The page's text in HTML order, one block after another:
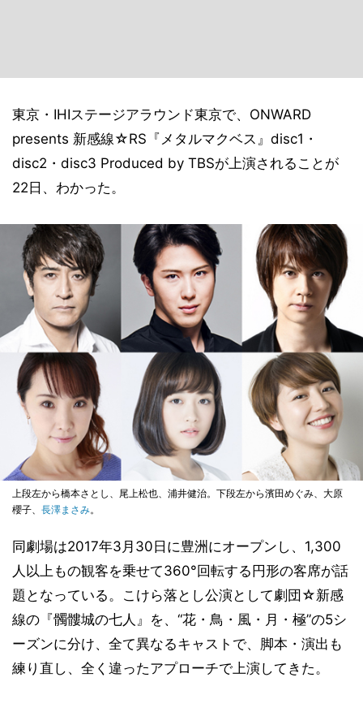
東京・IHIステージアラウンド東京で、ONWARD
presents 新感線☆RS『メタルマクベス』disc1・
disc2・disc3 Produced by TBSが上演されることが
22日、わかった。
上段左から橋本さとし、尾上松也、浦井健治。下段左から濱田めぐみ、大原
櫻子、 長澤まさみ。
同劇場は2017年3月30日に豊洲にオープンし、1,300
人以上もの観客を乗せて360°回転する円形の客席が話
題となっている。こけら落とし公演として劇団☆新感
線の『髑髏城の七人』を、“花・鳥・風・月・極”の5シ
ーズンに分け、全て異なるキャストで、脚本・演出も
練り直し、全く違ったアプローチで上演してきた。